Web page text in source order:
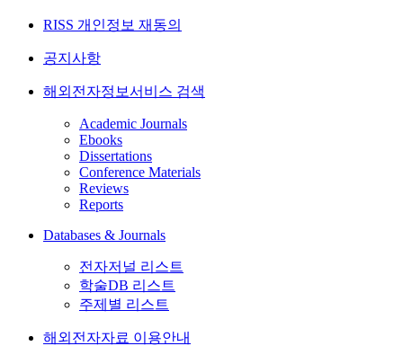
RISS 개인정보 재동의
공지사항
해외전자정보서비스 검색
Academic Journals
Ebooks
Dissertations
Conference Materials
Reviews
Reports
Databases & Journals
전자저널 리스트
학술DB 리스트
주제별 리스트
해외전자자료 이용안내